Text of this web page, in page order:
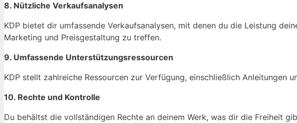
8. Nützliche Verkaufsanalysen
KDP bietet dir umfassende Verkaufsanalysen, mit denen du die Leistung
Marketing und Preisgestaltung zu treffen.
9. Umfassende Unterstützungsressourcen
KDP stellt zahlreiche Ressourcen zur Verfügung, einschließlich Anleitungen
10. Rechte und Kontrolle
Du behältst die vollständigen Rechte an deinem Werk, was dir die Freiheit